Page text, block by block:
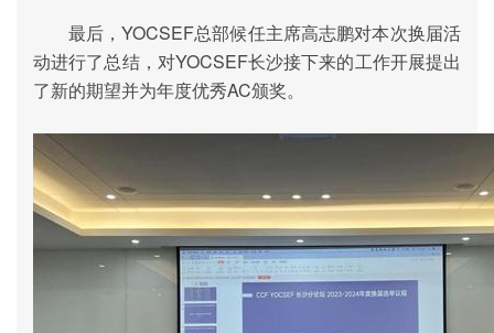
最后，YOCSEF总部候任主席高志鹏对本次换届活
动进行了总结，对YOCSEF长沙接下来的工作开展提出
了新的期望并为年度优秀AC颁奖。